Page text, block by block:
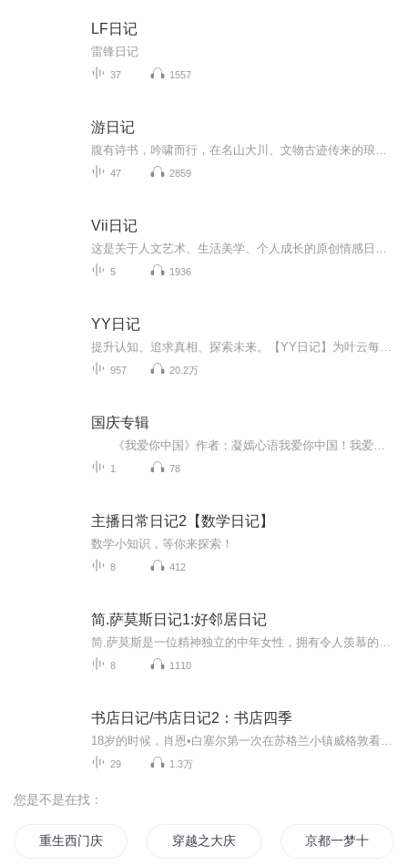
LF日记
雷锋日记
37 1557
游日记
47 2859
Vii日记
5 1936
YY日记
957 20.2万
国庆专辑
1 78
主播日常日记2【数学日记】
数学小知识，等你来探索！
8 412
简.萨莫斯日记1:好邻居日记
8 1110
书店日记/书店日记2：书店四季
29 1.3万
您是不是在找：
重生西门庆 穿越之大庆帝国 京都一梦十年春